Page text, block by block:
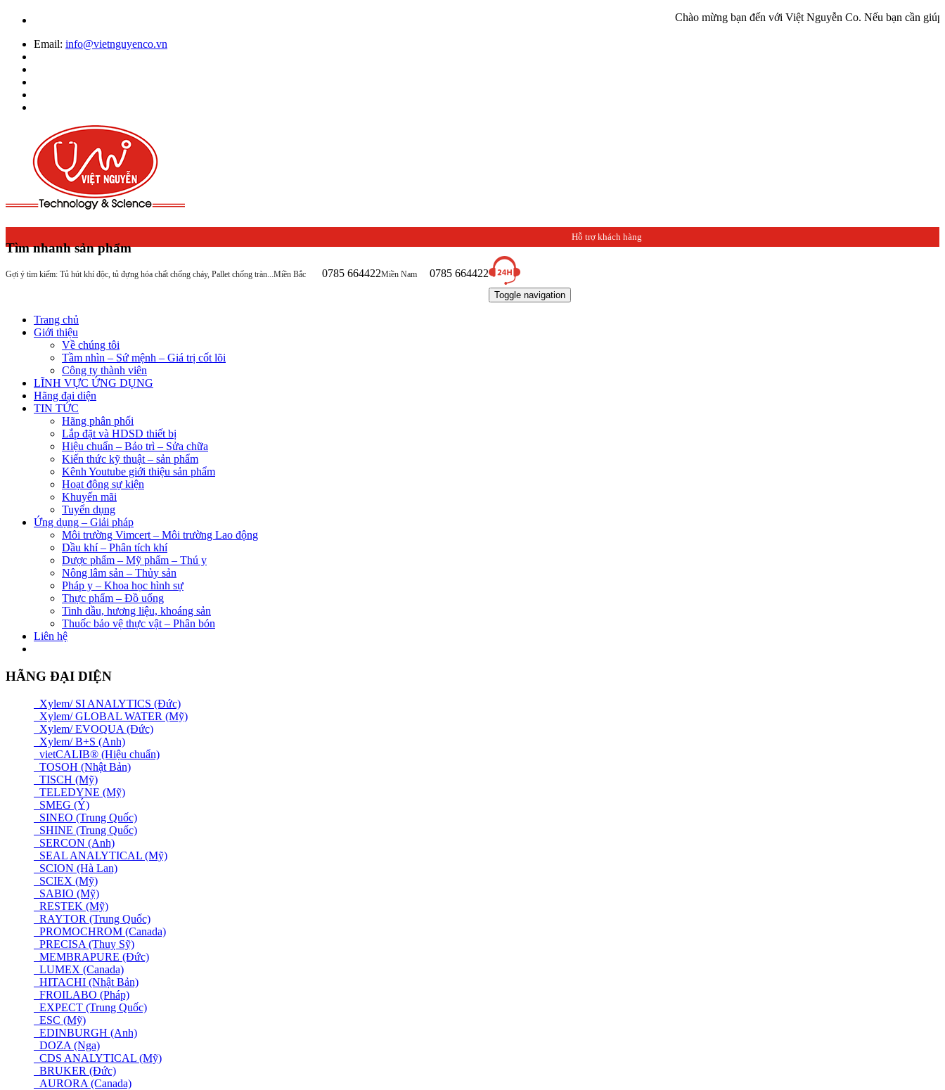
Chào mừng bạn đến với Việt Nguyễn Co. Nếu bạn cần giúp đỡ
Email: info@vietnguyenco.vn
Tìm nhanh sản phẩm
Gợi ý tìm kiếm: Tủ hút khí độc, tủ đựng hóa chất chống cháy, Pallet chống tràn...
Hỗ trợ khách hàng
Miền Bắc 0785 664422Miền Nam 0785 664422
Toggle navigation
Trang chủ
Giới thiệu
Về chúng tôi
Tầm nhìn – Sứ mệnh – Giá trị cốt lõi
Công ty thành viên
LĨNH VỰC ỨNG DỤNG
Hãng đại diện
TIN TỨC
Hãng phân phối
Lắp đặt và HDSD thiết bị
Hiệu chuẩn – Bảo trì – Sửa chữa
Kiến thức kỹ thuật – sản phẩm
Kênh Youtube giới thiệu sản phẩm
Hoạt động sự kiện
Khuyến mãi
Tuyển dụng
Ứng dụng – Giải pháp
Môi trường Vimcert – Môi trường Lao động
Dầu khí – Phân tích khí
Dược phẩm – Mỹ phẩm – Thú y
Nông lâm sản – Thủy sản
Pháp y – Khoa học hình sự
Thực phẩm – Đồ uống
Tinh dầu, hương liệu, khoáng sản
Thuốc bảo vệ thực vật – Phân bón
Liên hệ
HÃNG ĐẠI DIỆN
Xylem/ SI ANALYTICS (Đức)
Xylem/ GLOBAL WATER (Mỹ)
Xylem/ EVOQUA (Đức)
Xylem/ B+S (Anh)
vietCALIB® (Hiệu chuẩn)
TOSOH (Nhật Bản)
TISCH (Mỹ)
TELEDYNE (Mỹ)
SMEG (Ý)
SINEO (Trung Quốc)
SHINE (Trung Quốc)
SERCON (Anh)
SEAL ANALYTICAL (Mỹ)
SCION (Hà Lan)
SCIEX (Mỹ)
SABIO (Mỹ)
RESTEK (Mỹ)
RAYTOR (Trung Quốc)
PROMOCHROM (Canada)
PRECISA (Thuỵ Sỹ)
MEMBRAPURE (Đức)
LUMEX (Canada)
HITACHI (Nhật Bản)
FROILABO (Pháp)
EXPECT (Trung Quốc)
ESC (Mỹ)
EDINBURGH (Anh)
DOZA (Nga)
CDS ANALYTICAL (Mỹ)
BRUKER (Đức)
AURORA (Canada)